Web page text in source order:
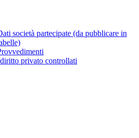
società partecipate (da pubblicare in
privato controllati